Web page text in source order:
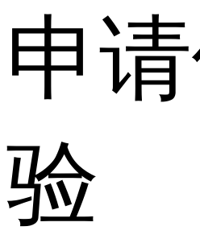
申
验